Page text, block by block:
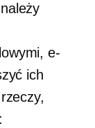
e-
ich